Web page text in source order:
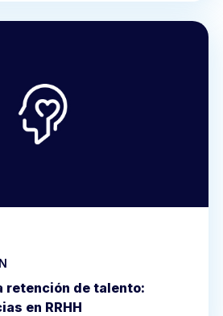
retención de talento:
en RRHH